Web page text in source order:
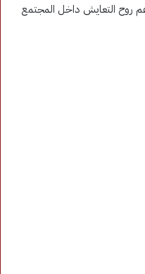
روح التعايش داخل المجتمع